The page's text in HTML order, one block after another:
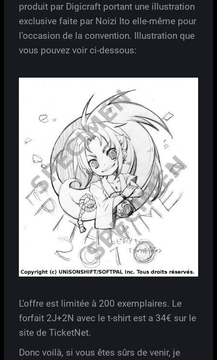
produit par Digicraft portant une illustration
exclusive faite par Noizi Ito elle-même pour
l’occasion de la convention. Illustration que
vous pouvez voir ci-dessous:
L’offre est limitée à 200 exemplaires. Le
forfait 2J+2N avec le t-shirt est a 34€ sur le
site de TicketNet.
Donc voilà, si vous êtes sûrs de venir, je